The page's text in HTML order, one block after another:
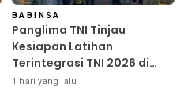
BABINSA
Panglima TNI Tinjau
Kesiapan Latihan
Terintegrasi TNI 2026 di
Dabo Singkep
1 hari yang lalu